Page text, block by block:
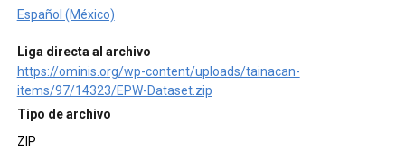
Español (México)
Liga directa al archivo
https://ominis.org/wp-content/uploads/tainacan-
items/97/14323/EPW-Dataset.zip
Tipo de archivo
ZIP